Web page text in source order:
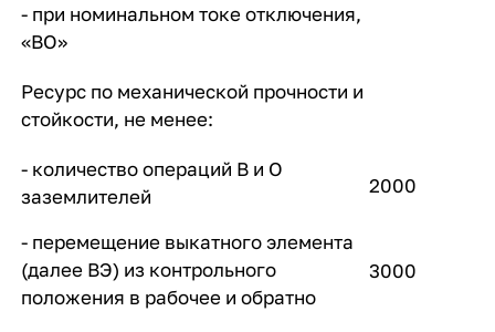
- при номинальном токе отключения,
«ВО»
Ресурс по механической прочности и
стойкости, не менее:
- количество операций В и О
заземлителей
- перемещение выкатного элемента
(далее ВЭ) из контрольного
положения в рабочее и обратно
2000
3000